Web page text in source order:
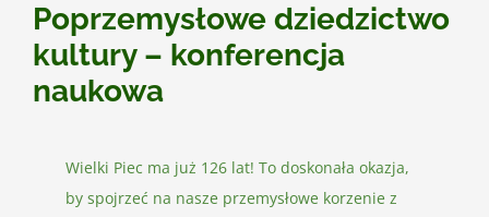
Poprzemysłowe dziedzictwo
kultury – konferencja
naukowa
Wielki Piec ma już 126 lat! To doskonała okazja,
by spojrzeć na nasze przemysłowe korzenie z